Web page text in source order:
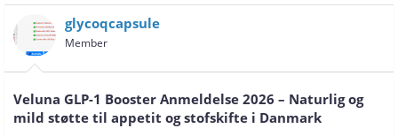
r
d
s
a
r
à
y
i
glycoqcapsule
Member
Veluna GLP-1 Booster Anmeldelse 2026 – Naturlig og
mild støtte til appetit og stofskifte i Danmark